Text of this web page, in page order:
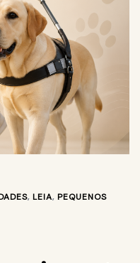
, LEIA, PEQUENOS